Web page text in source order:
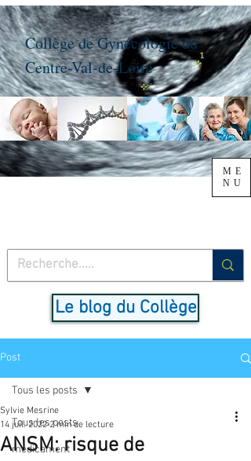
Le blog du Collège
ME
NU
Collège de Gynécologie du
Centre-Val-de-Loire
Post
Tous les posts
médicament
Tous les posts
ANSM: risque de
Sylvie Mesrine
14 juil. 2022 2 min de lecture